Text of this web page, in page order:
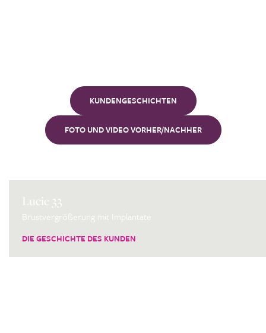
KUNDENGESCHICHTEN
FOTO UND VIDEO VORHER/NACHHER
Lucie 33
Brustvergrößerung mit Implantate
DIE GESCHICHTE DES KUNDEN